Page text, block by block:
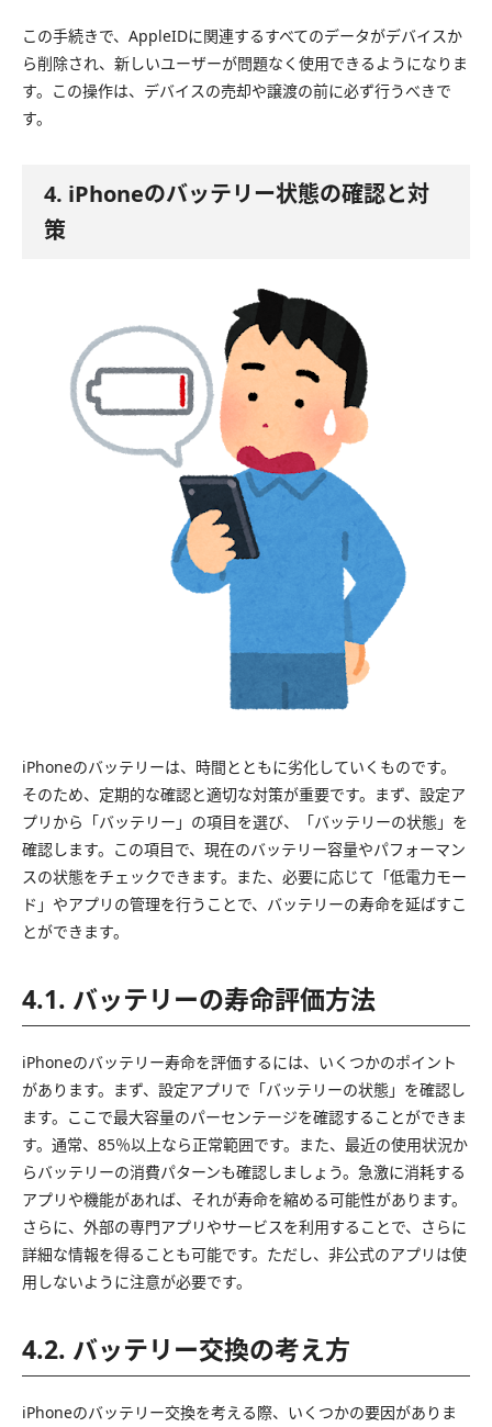
この手続きで、AppleIDに関連するすべてのデータがデバイスか
ら削除され、新しいユーザーが問題なく使用できるようになりま
す。この操作は、デバイスの売却や譲渡の前に必ず行うべきで
す。
4. iPhoneのバッテリー状態の確認と対
策
iPhoneのバッテリーは、時間とともに劣化していくものです。
そのため、定期的な確認と適切な対策が重要です。まず、設定ア
プリから「バッテリー」の項目を選び、「バッテリーの状態」を
確認します。この項目で、現在のバッテリー容量やパフォーマン
スの状態をチェックできます。また、必要に応じて「低電力モー
ド」やアプリの管理を行うことで、バッテリーの寿命を延ばすこ
とができます。
4.1. バッテリーの寿命評価方法
iPhoneのバッテリー寿命を評価するには、いくつかのポイント
があります。まず、設定アプリで「バッテリーの状態」を確認し
ます。ここで最大容量のパーセンテージを確認することができま
す。通常、85％以上なら正常範囲です。また、最近の使用状況か
らバッテリーの消費パターンも確認しましょう。急激に消耗する
アプリや機能があれば、それが寿命を縮める可能性があります。
さらに、外部の専門アプリやサービスを利用することで、さらに
詳細な情報を得ることも可能です。ただし、非公式のアプリは使
用しないように注意が必要です。
4.2. バッテリー交換の考え方
iPhoneのバッテリー交換を考える際、いくつかの要因がありま